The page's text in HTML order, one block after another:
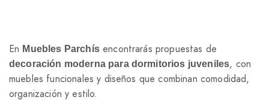
En Muebles Parchísencontrarás propuestas de
decoración moderna para dormitorios juveniles, con
muebles funcionales y diseños que combinan comodidad,
organización y estilo.